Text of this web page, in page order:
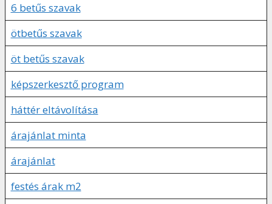
6 betűs szavak
ötbetűs szavak
öt betűs szavak
képszerkesztő program
háttér eltávolítása
árajánlat minta
árajánlat
festés árak m2